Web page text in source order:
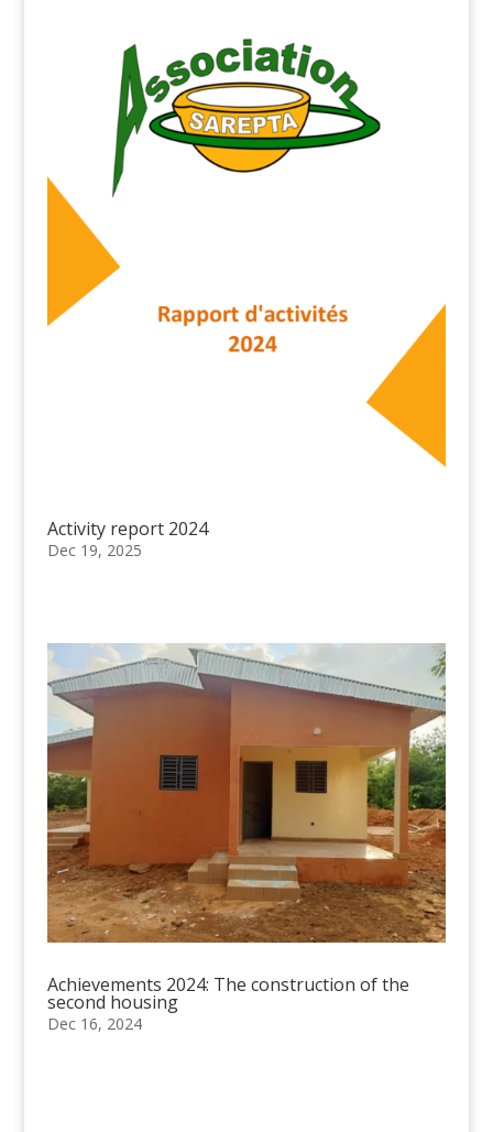
Activity report 2024
Dec 19, 2025
Achievements 2024: The construction of the
second housing
Dec 16, 2024